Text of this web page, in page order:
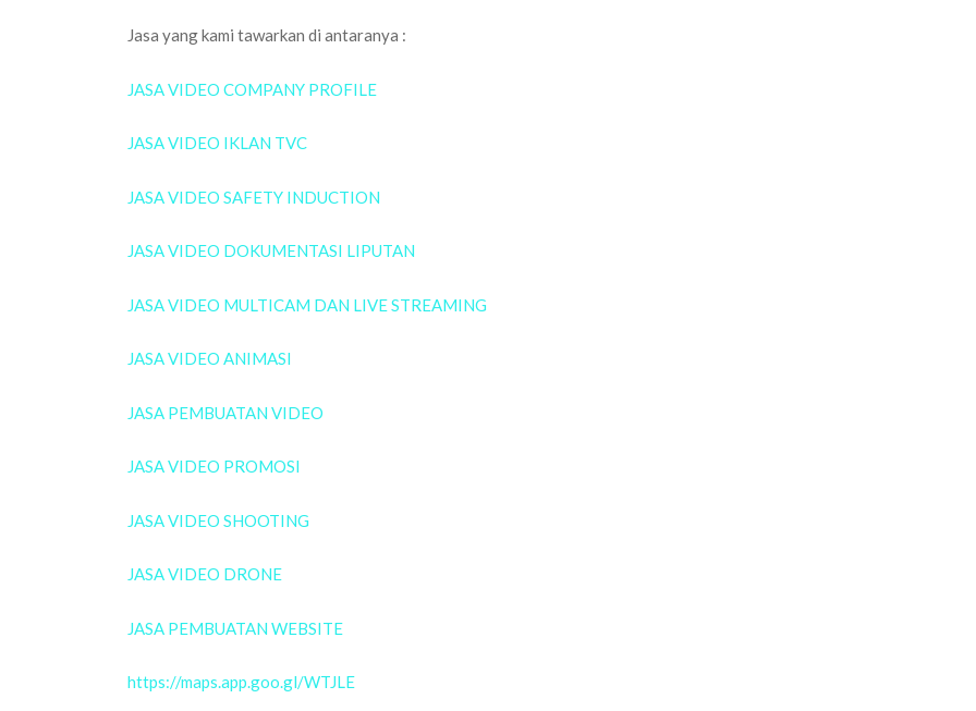
Jasa yang kami tawarkan di antaranya :
JASA VIDEO COMPANY PROFILE
JASA VIDEO IKLAN TVC
JASA VIDEO SAFETY INDUCTION
JASA VIDEO DOKUMENTASI LIPUTAN
JASA VIDEO MULTICAM DAN LIVE STREAMING
JASA VIDEO ANIMASI
JASA PEMBUATAN VIDEO
JASA VIDEO PROMOSI
JASA VIDEO SHOOTING
JASA VIDEO DRONE
JASA PEMBUATAN WEBSITE
https://maps.app.goo.gl/WTJLE